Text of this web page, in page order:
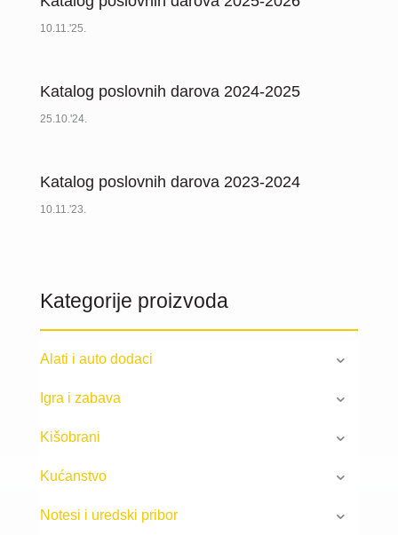
10.11.'25.
Katalog poslovnih darova 2024-2025
25.10.'24.
Katalog poslovnih darova 2023-2024
10.11.'23.
Kategorije proizvoda
Alati i auto dodaci
Igra i zabava
Kišobrani
Kućanstvo
Notesi i uredski pribor